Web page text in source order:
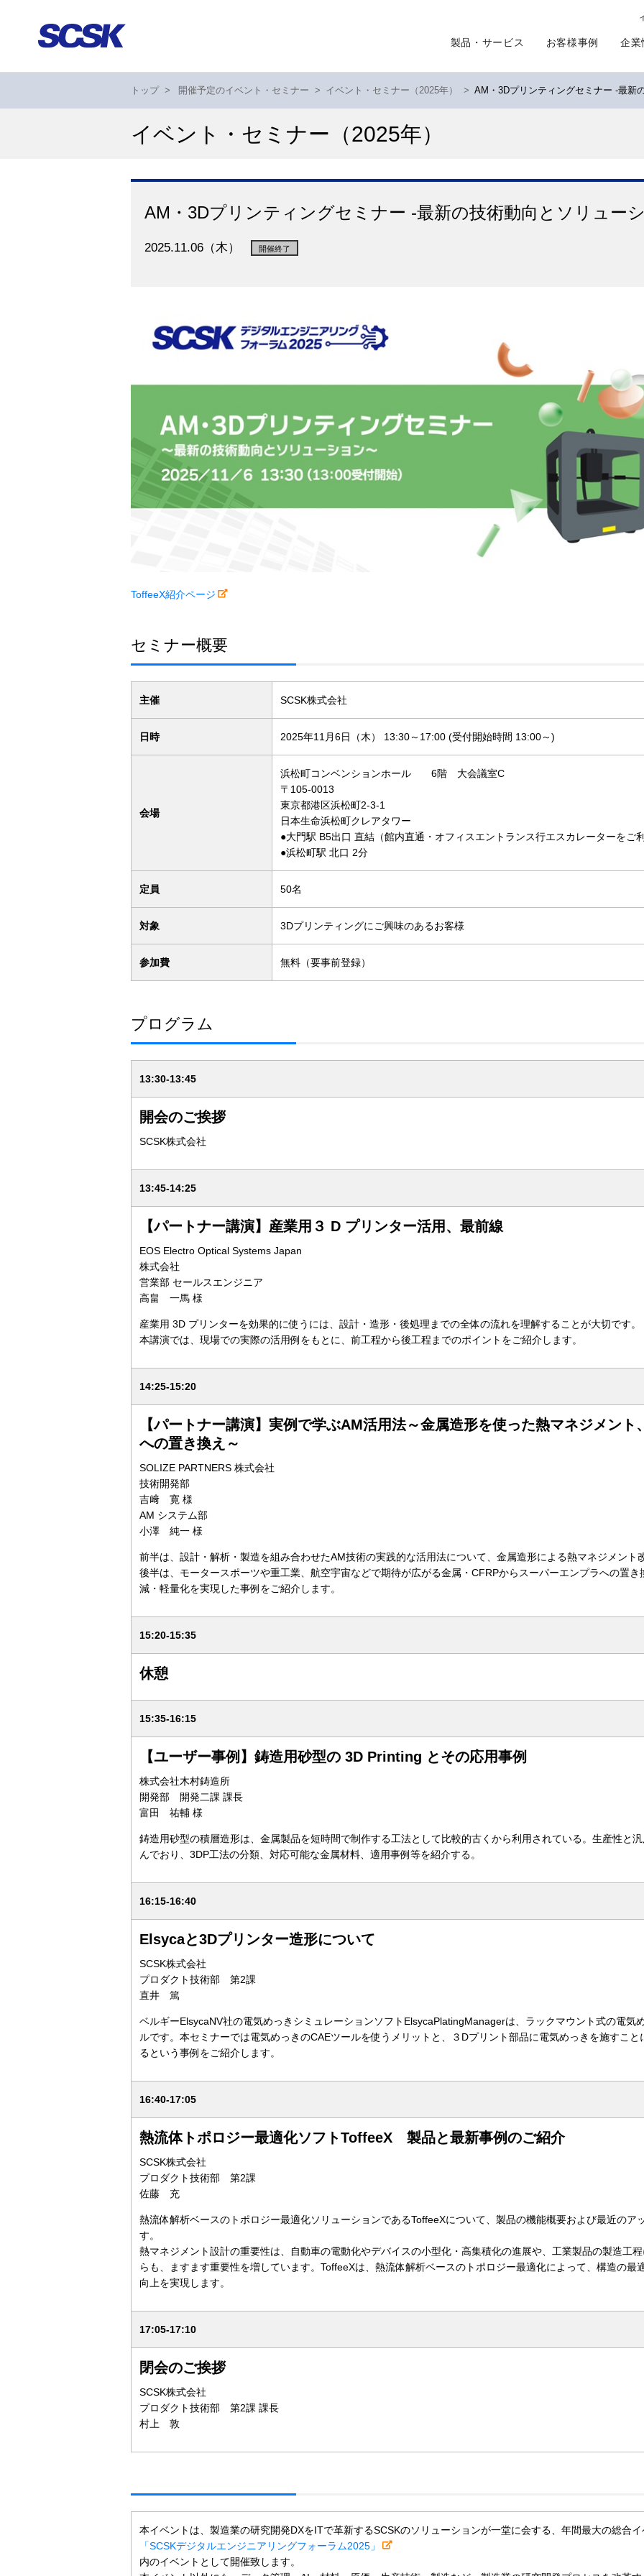
製品・サービス お客様事例 企業
トップ > 開催予定のイベント・セミナー > イベント・セミナー（2025年） > AM・3Dプリンティングセミナー -最新
イベント・セミナー （2025年）
AM・3Dプリンティングセミナー -最新の技術動向とソリュー
2025.11.06（木） 開催終了
ToffeeX紹介ページ
セミナー概要
主催 SCSK株式会社
日時 2025年11月6日（木） 13:30～17:00 (受付開始時間 13:00～)
会場
浜松町コンベンションホール 6階 大会議室C
〒105-0013
東京都港区浜松町2-3-1
日本生命浜松町クレアタワー
●大門駅 B5出口 直結（館内直通・オフィスエントランス行エスカレーターをご
●浜松町駅 北口 2分
定員 50名
対象 3Dプリンティングにご興味のあるお客様
参加費 無料（要事前登録）
プログラム
13:30-13:45
開会のご挨拶
SCSK株式会社
13:45-14:25
【パートナー講演】産業用３ D プリンター活用、最前線
EOS Electro Optical Systems Japan
株式会社
営業部 セールスエンジニア
高畠 一馬 様
産業用 3D プリンターを効果的に使うには、設計・造形・後処理までの全体の流れを理解することが大切です。
本講演では、現場での実際の活用例をもとに、前工程から後工程までのポイントをご紹介します。
14:25-15:20
【パートナー講演】実例で学ぶAM活用法～金属造形を使った熱マネジメン
への置き換え～
SOLIZE PARTNERS 株式会社
技術開発部
吉﨑 寛 様
AM システム部
小澤 純一 様
前半は、設計・解析・製造を組み合わせたAM技術の実践的な活用法について、金属造形による熱マネジメント
後半は、モータースポーツや重工業、航空宇宙などで期待が広がる金属・CFRPからスーパーエンプラへの置き
減・軽量化を実現した事例をご紹介します。
15:20-15:35
休憩
15:35-16:15
【ユーザー事例】鋳造用砂型の 3D Printing とその応用事例
株式会社木村鋳造所
開発部 開発二課 課長
富田 祐輔 様
鋳造用砂型の積層造形は、金属製品を短時間で制作する工法として比較的古くから利用されている。生産性と
んでおり、3DP工法の分類、対応可能な金属材料、適用事例等を紹介する。
16:15-16:40
Elsycaと3Dプリンター造形について
SCSK株式会社
プロダクト技術部 第2課
直井 篤
ベルギーElsycaNV社の電気めっきシミュレーションソフトElsycaPlatingManagerは、ラックマウント式の電気
ルです。本セミナーでは電気めっきのCAEツールを使うメリットと、３Dプリント部品に電気めっきを施すこ
るという事例をご紹介します。
16:40-17:05
熱流体トポロジー最適化ソフトToffeeX 製品と最新事例のご紹介
SCSK株式会社
プロダクト技術部 第2課
佐藤 充
熱流体解析ベースのトポロジー最適化ソリューションであるToffeeXについて、製品の機能概要および最近のア
す。
熱マネジメント設計の重要性は、自動車の電動化やデバイスの小型化・高集積化の進展や、工業製品の製造工
らも、ますます重要性を増しています。ToffeeXは、熱流体解析ベースのトポロジー最適化によって、構造の最
向上を実現します。
17:05-17:10
閉会のご挨拶
SCSK株式会社
プロダクト技術部 第2課 課長
村上 敦
本イベントは、製造業の研究開発DXをITで革新するSCSKのソリューションが一堂に会する、年間最大の総合イ
「SCSKデジタルエンジニアリングフォーラム2025」
内のイベントとして開催致します。